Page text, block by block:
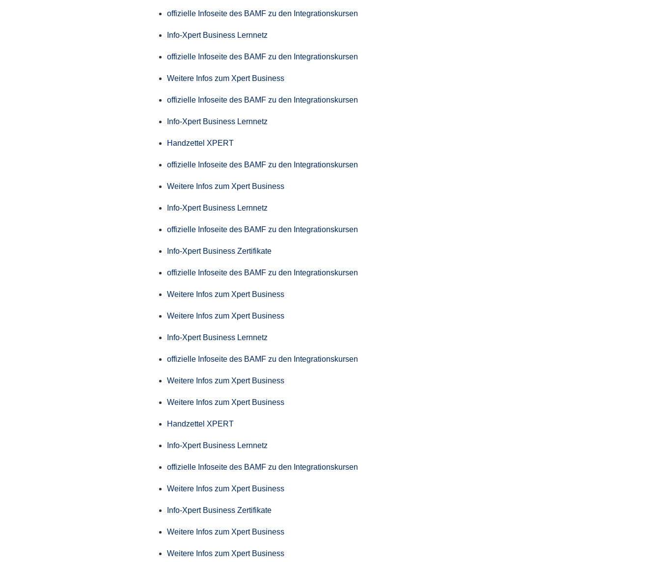
offizielle Infoseite des BAMF zu den Integrationskursen
Info-Xpert Business Lernnetz
offizielle Infoseite des BAMF zu den Integrationskursen
Weitere Infos zum Xpert Business
offizielle Infoseite des BAMF zu den Integrationskursen
Info-Xpert Business Lernnetz
Handzettel XPERT
offizielle Infoseite des BAMF zu den Integrationskursen
Weitere Infos zum Xpert Business
Info-Xpert Business Lernnetz
offizielle Infoseite des BAMF zu den Integrationskursen
Info-Xpert Business Zertifikate
offizielle Infoseite des BAMF zu den Integrationskursen
Weitere Infos zum Xpert Business
Weitere Infos zum Xpert Business
Info-Xpert Business Lernnetz
offizielle Infoseite des BAMF zu den Integrationskursen
Weitere Infos zum Xpert Business
Weitere Infos zum Xpert Business
Handzettel XPERT
Info-Xpert Business Lernnetz
offizielle Infoseite des BAMF zu den Integrationskursen
Weitere Infos zum Xpert Business
Info-Xpert Business Zertifikate
Weitere Infos zum Xpert Business
Weitere Infos zum Xpert Business